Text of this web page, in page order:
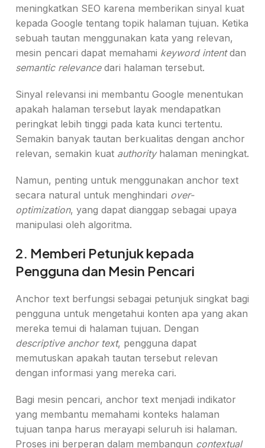
meningkatkan SEO karena memberikan sinyal kuat
kepada Google tentang topik halaman tujuan. Ketika
sebuah tautan menggunakan kata yang relevan,
mesin pencari dapat memahami keyword intentdan
semantic relevancedari halaman tersebut.
Sinyal relevansi ini membantu Google menentukan
apakah halaman tersebut layak mendapatkan
peringkat lebih tinggi pada kata kunci tertentu.
Semakin banyak tautan berkualitas dengan anchor
relevan, semakin kuat authorityhalaman meningkat.
Namun, penting untuk menggunakan anchor text
secara natural untuk menghindari over-
optimization, yang dapat dianggap sebagai upaya
manipulasi oleh algoritma.
2. Memberi Petunjuk kepada
Pengguna dan Mesin Pencari
Anchor text berfungsi sebagai petunjuk singkat bagi
pengguna untuk mengetahui konten apa yang akan
mereka temui di halaman tujuan. Dengan
descriptive anchor text, pengguna dapat
memutuskan apakah tautan tersebut relevan
dengan informasi yang mereka cari.
Bagi mesin pencari, anchor text menjadi indikator
yang membantu memahami konteks halaman
tujuan tanpa harus merayapi seluruh isi halaman.
Proses ini berperan dalam membangun contextual